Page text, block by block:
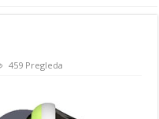
459 Pregleda